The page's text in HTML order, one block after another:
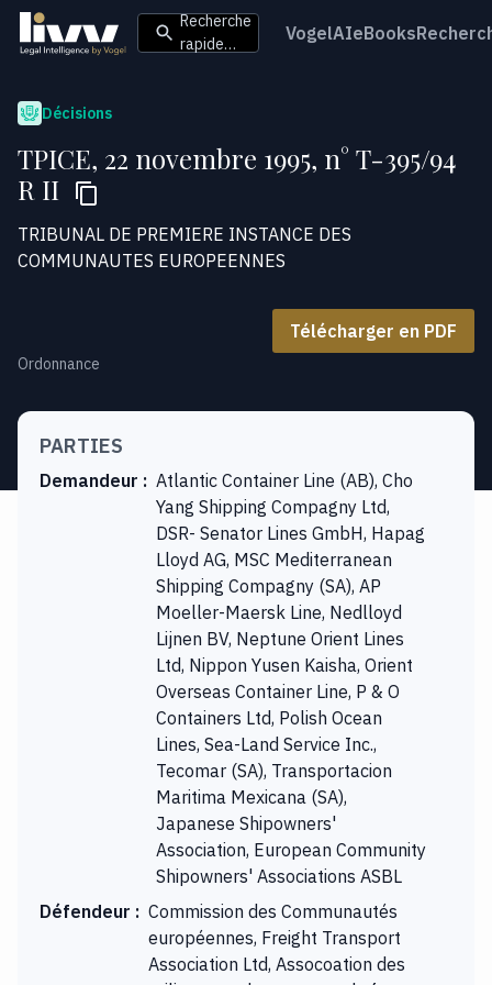
Recherche
rapide…
VogelAIeBooks
Décisions
TPICE, 22 novembre 1995, n° T-395/94
R II
TRIBUNAL DE PREMIERE INSTANCE DES
COMMUNAUTES EUROPEENNES
Télécharger en PDF
Ordonnance
PARTIES
Demandeur : Atlantic Container Line (AB), Cho
Yang Shipping Compagny Ltd,
DSR- Senator Lines GmbH, Hapag
Lloyd AG, MSC Mediterranean
Shipping Compagny (SA), AP
Moeller-Maersk Line, Nedlloyd
Lijnen BV, Neptune Orient Lines
Ltd, Nippon Yusen Kaisha, Orient
Overseas Container Line, P & O
Containers Ltd, Polish Ocean
Lines, Sea-Land Service Inc.,
Tecomar (SA), Transportacion
Maritima Mexicana (SA),
Japanese Shipowners'
Association, European Community
Shipowners' Associations ASBL
Défendeur : Commission des Communautés
européennes, Freight Transport
Association Ltd, Assocoation des